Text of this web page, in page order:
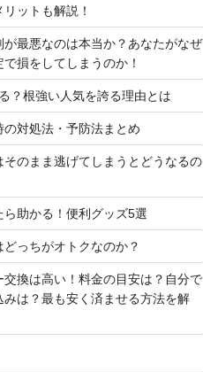
ットも解説！
が最悪なのは本当か？あなたがなぜ
損をしてしまうのか！
？根強い人気を誇る理由とは
対処法・予防法まとめ
そのまま逃げてしまうとどうなるの
ら助かる！便利グッズ5選
っちがオトクなのか？
交換は高い！料金の目安は？自分で
みは？最も安く済ませる方法を解